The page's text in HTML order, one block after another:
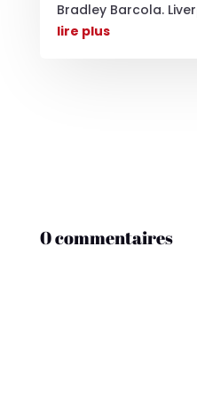
Bradley Barcola.
lire plus
0 commentaires